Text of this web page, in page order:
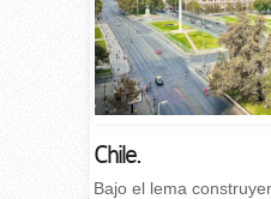
Chile.
Bajo el lema